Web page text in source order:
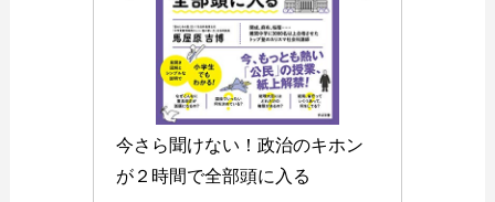
今さら聞けない！政治のキホン
が２時間で全部頭に入る